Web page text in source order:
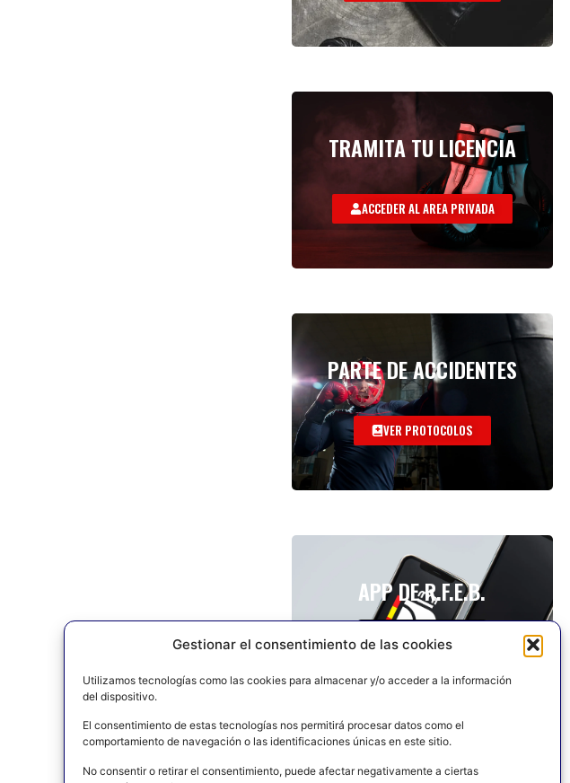
Gestionar el consentimiento de las cookies
Utilizamos tecnologías como las cookies para almacenar y/o acceder a la información
del dispositivo.
El consentimiento de estas tecnologías nos permitirá procesar datos como el
comportamiento de navegación o las identificaciones únicas en este sitio.
No consentir o retirar el consentimiento, puede afectar negativamente a ciertas
TRAMITA TU LICENCIA
ACCEDER AL AREA PRIVADA
PARTE DE ACCIDENTES
VER PROTOCOLOS
APP DE R.F.E.B.